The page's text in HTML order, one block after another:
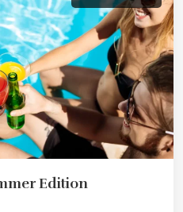
Edition